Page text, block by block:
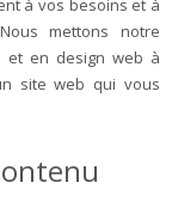
mettons notre
et en design web à
site web qui vous